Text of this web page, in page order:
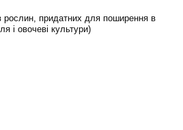
рослин, придатних для поширення в
і овочеві культури)